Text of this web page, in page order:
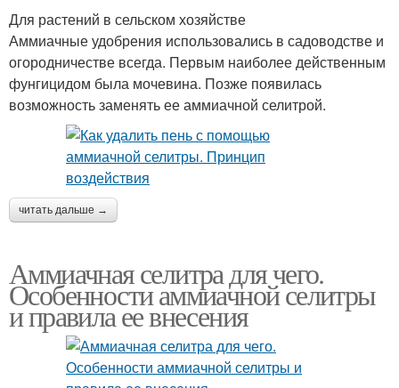
Для растений в сельском хозяйстве
Аммиачные удобрения использовались в садоводстве и
огородничестве всегда. Первым наиболее действенным
фунгицидом была мочевина. Позже появилась
возможность заменять ее аммиачной селитрой.
читать дальше →
Аммиачная селитра для чего.
Особенности аммиачной селитры
и правила ее внесения